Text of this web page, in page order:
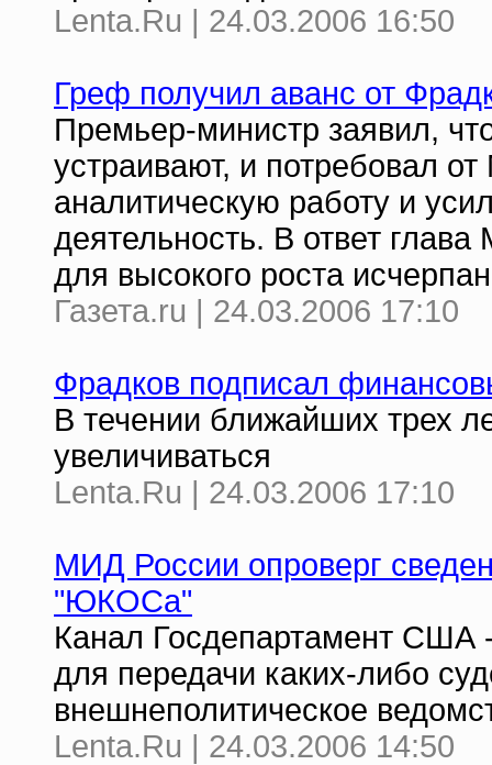
Lenta.Ru | 24.03.2006 16:50
Греф получил аванс от
Премьер-министр заявил,
устраивают, и потребовал
аналитическую работу и
деятельность. В ответ
для высокого роста
Газета.ru | 24.03.2006 17:10
Фрадков подписал
В течении ближайших трех
увеличиваться
Lenta.Ru | 24.03.2006 17:10
МИД России опроверг
"ЮКОСа"
Канал Госдепартамент США
для передачи каких-либо
внешнеполитическое
Lenta.Ru | 24.03.2006 14:50